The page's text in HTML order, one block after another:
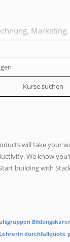
Kurse suchen
will take your
We know
building with
durchfallquote